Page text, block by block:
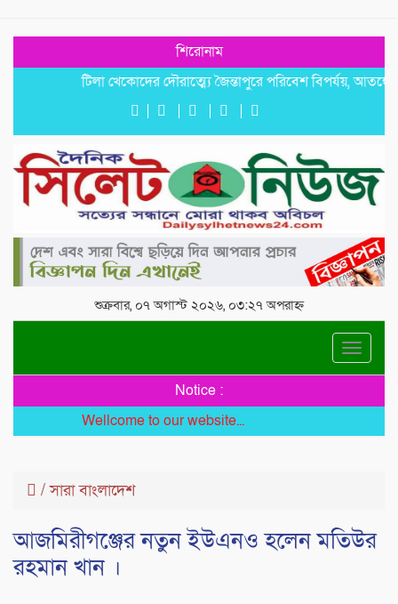
শিরোনাম
টিলা খেকোদের দৌরাত্ম্যে জৈন্তাপুরে পরিবেশ বিপর্যয়, আতঙ্কে প্রবাসী
শুক্রবার, ০৭ অগাস্ট ২০২৬, ০৩:২৭ অপরাহ্ন
Toggle
Notice :
Wellcome to our website...
/সারা বাংলাদেশ
আজমিরীগঞ্জের নতুন ইউএনও হলেন মতিউর
রহমান খান ।